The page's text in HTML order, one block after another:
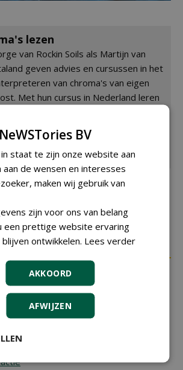
lezen
van Rockin Soils als Martijn van
geven advies en cursussen in het
van chroma's van eigen
Met hun cursus in Nederland leren
van René Jochems en René
VITALAND
e-mailadres om te reageren.
BV
staat te zijn onze website aan
aan de wensen en interesses
maken wij gebruik van
zijn voor ons van belang
een prettige website ervaring
ontwikkelen. Lees verder
AKKOORD
AFWIJZEN